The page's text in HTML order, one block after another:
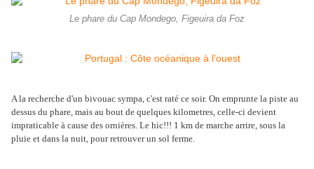
Le phare du Cap Mondego, Figeuira da Foz
A la recherche d'un bivouac sympa, c'est raté ce soir. On emprunte la piste au
dessus du phare, mais au bout de quelques kilometres, celle-ci devient
impraticable à cause des ornières. Le hic!!! 1 km de marche arrire, sous la
pluie et dans la nuit, pour retrouver un sol ferme.